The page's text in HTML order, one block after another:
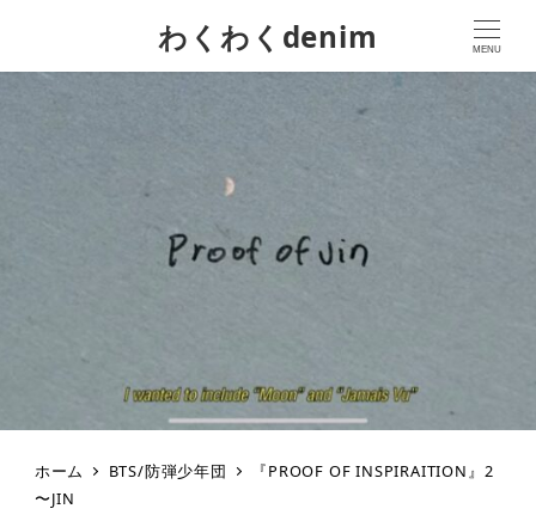
わくわくdenim MENU
ホーム BTS/防弾少年団
『PROOF OF INSPIRAITION』2
〜JIN